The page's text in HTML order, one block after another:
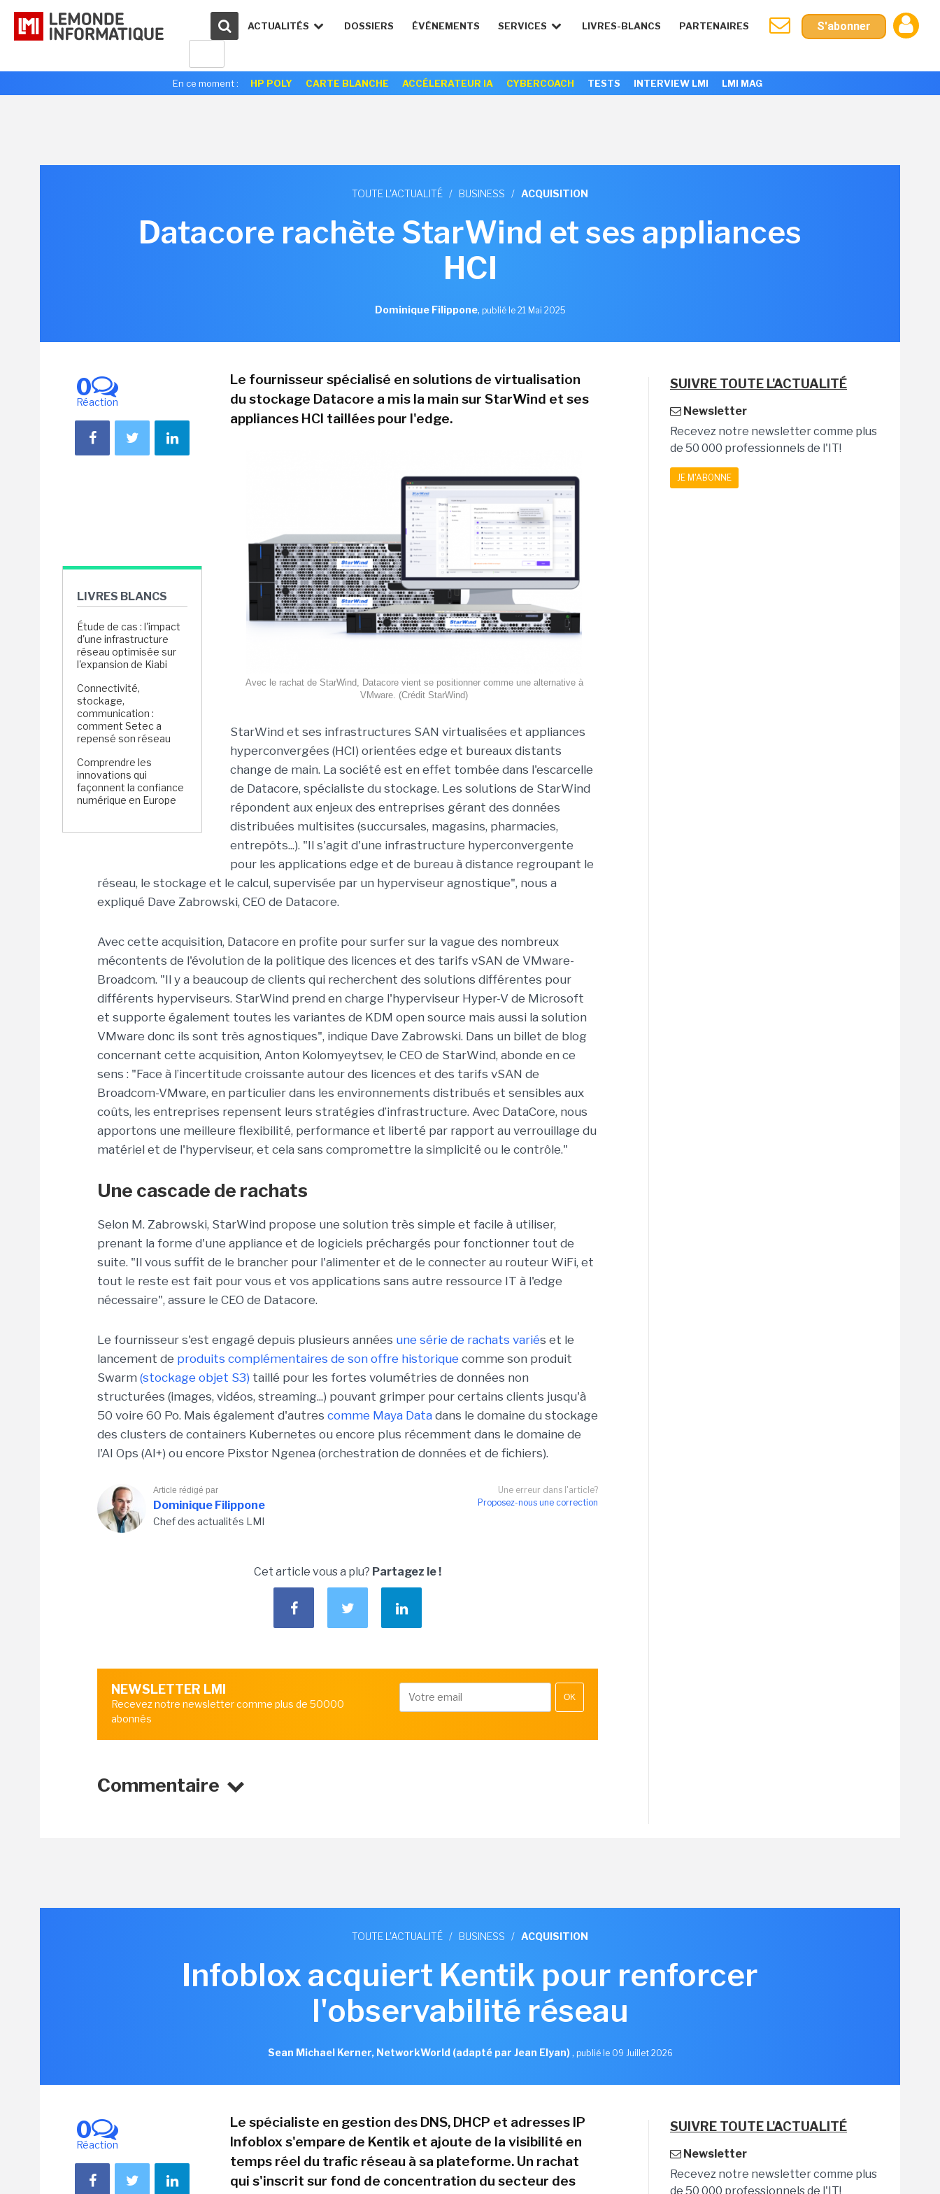
ACTUALITÉS DOSSIERS ÉVÉNEMENTS SERVICES LIVRES-BLANCS PARTENAIRES S'abonner
En ce moment : HP POLY CARTE BLANCHE ACCÉLERATEUR IA CYBERCOACH TESTS INTERVIEW LMI LMI MAG
TOUTE L'ACTUALITÉ / BUSINESS / ACQUISITION
Datacore rachète StarWind et ses appliances
HCI
Dominique Filippone, publié le 21 Mai 2025
0
Réaction
LIVRES BLANCS
Étude de cas : l'impact
d'une infrastructure
réseau optimisée sur
l'expansion de Kiabi
Connectivité,
stockage,
communication :
comment Setec a
repensé son réseau
Comprendre les
innovations qui
façonnent la confiance
numérique en Europe
Le fournisseur spécialisé en solutions de virtualisation
du stockage Datacore a mis la main sur StarWind et ses
appliances HCI taillées pour l'edge.
Avec le rachat de StarWind, Datacore vient se positionner comme une alternative à
VMware. (Crédit StarWind)
StarWind et ses infrastructures SAN virtualisées et appliances
hyperconvergées (HCI) orientées edge et bureaux distants
change de main. La société est en effet tombée dans l'escarcelle
de Datacore, spécialiste du stockage. Les solutions de StarWind
répondent aux enjeux des entreprises gérant des données
distribuées multisites (succursales, magasins, pharmacies,
entrepôts...). "Il s'agit d'une infrastructure hyperconvergente
pour les applications edge et de bureau à distance regroupant le
réseau, le stockage et le calcul, supervisée par un hyperviseur agnostique", nous a
expliqué Dave Zabrowski, CEO de Datacore.
Avec cette acquisition, Datacore en profite pour surfer sur la vague des nombreux
mécontents de l'évolution de la politique des licences et des tarifs vSAN de VMware-
Broadcom. "Il y a beaucoup de clients qui recherchent des solutions différentes pour
différents hyperviseurs. StarWind prend en charge l'hyperviseur Hyper-V de Microsoft
et supporte également toutes les variantes de KDM open source mais aussi la solution
VMware donc ils sont très agnostiques", indique Dave Zabrowski. Dans un billet de blog
concernant cette acquisition, Anton Kolomyeytsev, le CEO de StarWind, abonde en ce
sens : "Face à l’incertitude croissante autour des licences et des tarifs vSAN de
Broadcom-VMware, en particulier dans les environnements distribués et sensibles aux
coûts, les entreprises repensent leurs stratégies d’infrastructure. Avec DataCore, nous
apportons une meilleure flexibilité, performance et liberté par rapport au verrouillage du
matériel et de l'hyperviseur, et cela sans compromettre la simplicité ou le contrôle."
Une cascade de rachats
Selon M. Zabrowski, StarWind propose une solution très simple et facile à utiliser,
prenant la forme d'une appliance et de logiciels préchargés pour fonctionner tout de
suite. "Il vous suffit de le brancher pour l'alimenter et de le connecter au routeur WiFi, et
tout le reste est fait pour vous et vos applications sans autre ressource IT à l'edge
nécessaire", assure le CEO de Datacore.
Le fournisseur s'est engagé depuis plusieurs années une série de rachats variés et le
lancement de produits complémentaires de son offre historique comme son produit
Swarm (stockage objet S3) taillé pour les fortes volumétries de données non
structurées (images, vidéos, streaming...) pouvant grimper pour certains clients jusqu'à
50 voire 60 Po. Mais également d'autres comme Maya Data dans le domaine du stockage
des clusters de containers Kubernetes ou encore plus récemment dans le domaine de
l'AI Ops (AI+) ou encore Pixstor Ngenea (orchestration de données et de fichiers).
Une erreur dans l'article?
Proposez-nous une correction
Article rédigé par
Dominique Filippone
Chef des actualités LMI
Cet article vous a plu? Partagez le !
NEWSLETTER LMI
Recevez notre newsletter comme plus de 50000
abonnés
OK
Commentaire
SUIVRE TOUTE L'ACTUALITÉ
Newsletter
Recevez notre newsletter comme plus
de 50 000 professionnels de l'IT!
JE M'ABONNE
TOUTE L'ACTUALITÉ / BUSINESS / ACQUISITION
Infoblox acquiert Kentik pour renforcer
l'observabilité réseau
Sean Michael Kerner, NetworkWorld (adapté par Jean Elyan), publié le 09 Juillet 2026
0
Réaction
Le spécialiste en gestion des DNS, DHCP et adresses IP
Infoblox s'empare de Kentik et ajoute de la visibilité en
temps réel du trafic réseau à sa plateforme. Un rachat
qui s'inscrit sur fond de concentration du secteur des
SUIVRE TOUTE L'ACTUALITÉ
Newsletter
Recevez notre newsletter comme plus
de 50 000 professionnels de l'IT!